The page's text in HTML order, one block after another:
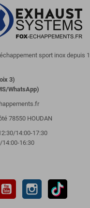
sport inox depuis
3)
WhatsApp)
78550 HOUDAN
14:00-17:30
14:00-16:30
YouTube Instagram